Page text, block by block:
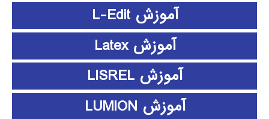
آموزش L-Edit
آموزش Latex
آموزش LISREL
آموزش LUMION